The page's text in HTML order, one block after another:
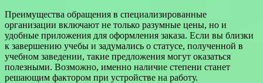
Преимущества обращения в специализированные
организации включают не только разумные цены, но и
удобные приложения для оформления заказа. Если вы близки
к завершению учебы и задумались о статусе, полученной в
учебном заведении, такие предложения могут оказаться
полезными. Возможно, именно наличие степени станет
решающим фактором при устройстве на работу.